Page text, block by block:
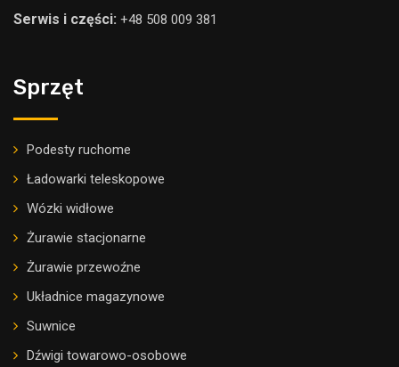
Serwis i części: +48 508 009 381
Sprzęt
Podesty ruchome
Ładowarki teleskopowe
Wózki widłowe
Żurawie stacjonarne
Żurawie przewoźne
Układnice magazynowe
Suwnice
Dźwigi towarowo-osobowe